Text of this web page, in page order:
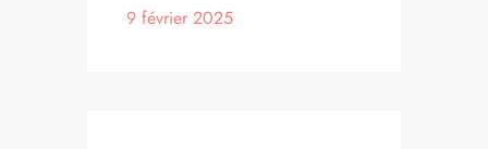
9 février 2025